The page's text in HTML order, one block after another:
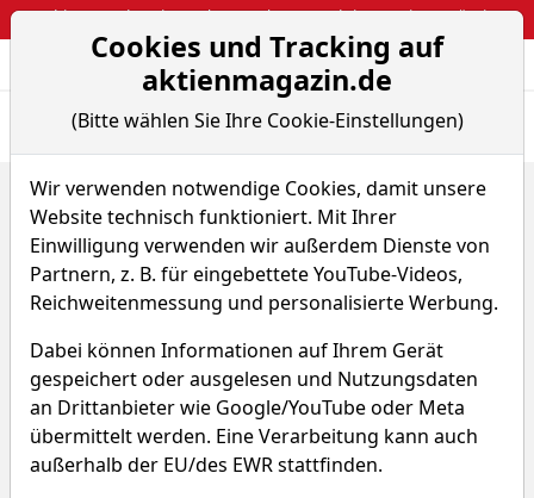
Webinar: So kassierst du trotzdem attraktive Optionsprämien
Aktien- und
Home Devisen CHF/NOK
CHF/NOK
CHFNOK
11,96075 -0,00 %
Echtzeit-Aktienkurs 13.07.2024, 04:31 Uhr
Cookies und Tracking auf
aktienmagazin.de
(Bitte wählen Sie Ihre Cookie-Einstellungen)
Wir verwenden notwendige Cookies, damit unsere
Website technisch funktioniert. Mit Ihrer
Einwilligung verwenden wir außerdem Dienste von
Partnern, z. B. für eingebettete YouTube-Videos,
Reichweitenmessung und personalisierte Werbung.
Dabei können Informationen auf Ihrem Gerät
gespeichert oder ausgelesen und Nutzungsdaten
an Drittanbieter wie Google/YouTube oder Meta
übermittelt werden. Eine Verarbeitung kann auch
außerhalb der EU/des EWR stattfinden.